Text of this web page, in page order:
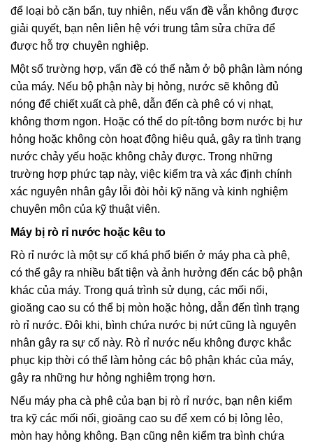
để loại bỏ cặn bẩn, tuy nhiên, nếu vấn đề vẫn không được
giải quyết, bạn nên liên hệ với trung tâm sửa chữa để
được hỗ trợ chuyên nghiệp.
Một số trường hợp, vấn đề có thể nằm ở bộ phận làm nóng
của máy. Nếu bộ phận này bị hỏng, nước sẽ không đủ
nóng để chiết xuất cà phê, dẫn đến cà phê có vị nhạt,
không thơm ngon. Hoặc có thể do pít-tông bơm nước bị hư
hỏng hoặc không còn hoạt động hiệu quả, gây ra tình trạng
nước chảy yếu hoặc không chảy được. Trong những
trường hợp phức tạp này, việc kiểm tra và xác định chính
xác nguyên nhân gây lỗi đòi hỏi kỹ năng và kinh nghiệm
chuyên môn của kỹ thuật viên.
Máy bị rò rỉ nước hoặc kêu to
Rò rỉ nước là một sự cố khá phổ biến ở máy pha cà phê,
có thể gây ra nhiều bất tiện và ảnh hưởng đến các bộ phận
khác của máy. Trong quá trình sử dụng, các mối nối,
gioăng cao su có thể bị mòn hoặc hỏng, dẫn đến tình trạng
rò rỉ nước. Đôi khi, bình chứa nước bị nứt cũng là nguyên
nhân gây ra sự cố này. Rò rỉ nước nếu không được khắc
phục kịp thời có thể làm hỏng các bộ phận khác của máy,
gây ra những hư hỏng nghiêm trọng hơn.
Nếu máy pha cà phê của bạn bị rò rỉ nước, bạn nên kiểm
tra kỹ các mối nối, gioăng cao su để xem có bị lỏng lẻo,
mòn hay hỏng không. Bạn cũng nên kiểm tra bình chứa